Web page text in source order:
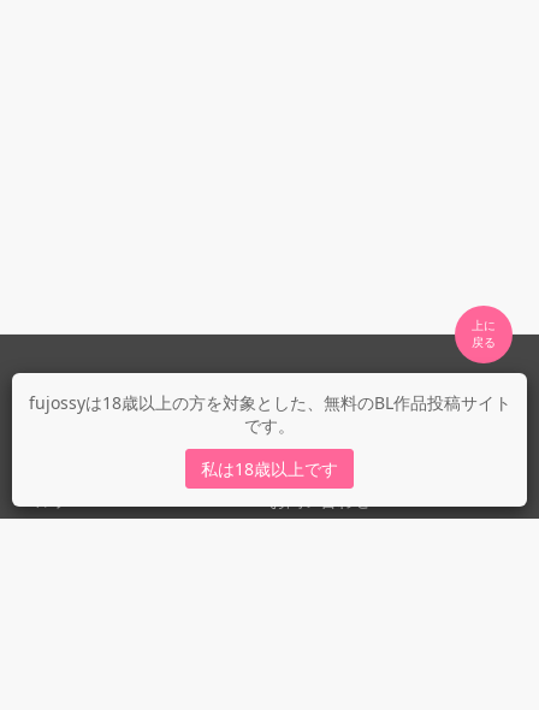
fujossyは18歳以上の方を対象とした、無料のBL作品投稿サイト
です。
私は18歳以上です
上に
fujossyについて
fujossy運営ブログ